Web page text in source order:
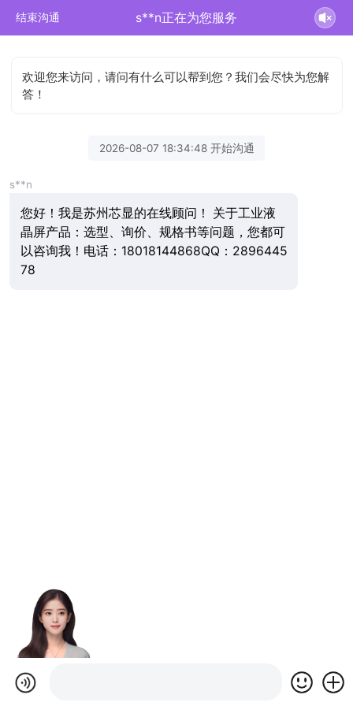
结束沟通 s**n正在为您服务
欢迎您来访问，请问有什么可以帮到您？我们会尽快为您解
答！
2026-08-07 18:34:48 开始沟通
s**n
您好！我是苏州芯显的在线顾问！ 关于工业液
晶屏产品：选型、询价、规格书等问题，您都可
以咨询我！电话：18018144868QQ：2896445
78